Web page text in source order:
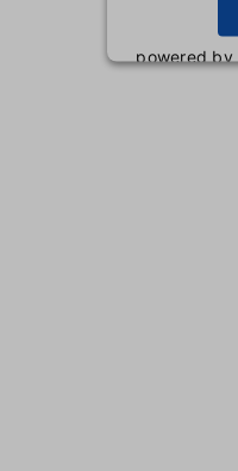
powered by